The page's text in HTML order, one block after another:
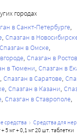
указывающих на
следует
и оценить
применение
в анамнезе
если при
печени.
почек
функции
поскольку у этих
городах
в Санкт-Петербурге
Спазган в
Спазган в Омске
Спазган в
в Тюмени Спазган в
Спазган в Саратове
Спазган в Казани
Спазган в Ставрополе
средства
средства для
+ 5 мг + 0,1 мг 20 шт. таблетки